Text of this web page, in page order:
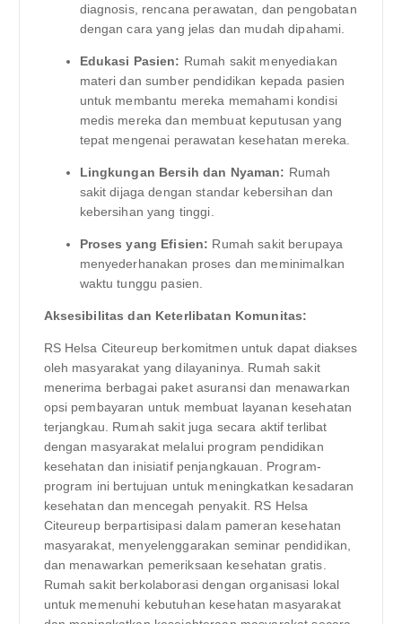
diagnosis, rencana perawatan, dan pengobatan
dengan cara yang jelas dan mudah dipahami.
Edukasi Pasien: Rumah sakit menyediakan
materi dan sumber pendidikan kepada pasien
untuk membantu mereka memahami kondisi
medis mereka dan membuat keputusan yang
tepat mengenai perawatan kesehatan mereka.
Lingkungan Bersih dan Nyaman: Rumah
sakit dijaga dengan standar kebersihan dan
kebersihan yang tinggi.
Proses yang Efisien: Rumah sakit berupaya
menyederhanakan proses dan meminimalkan
waktu tunggu pasien.
Aksesibilitas dan Keterlibatan Komunitas:
RS Helsa Citeureup berkomitmen untuk dapat diakses
oleh masyarakat yang dilayaninya. Rumah sakit
menerima berbagai paket asuransi dan menawarkan
opsi pembayaran untuk membuat layanan kesehatan
terjangkau. Rumah sakit juga secara aktif terlibat
dengan masyarakat melalui program pendidikan
kesehatan dan inisiatif penjangkauan. Program-
program ini bertujuan untuk meningkatkan kesadaran
kesehatan dan mencegah penyakit. RS Helsa
Citeureup berpartisipasi dalam pameran kesehatan
masyarakat, menyelenggarakan seminar pendidikan,
dan menawarkan pemeriksaan kesehatan gratis.
Rumah sakit berkolaborasi dengan organisasi lokal
untuk memenuhi kebutuhan kesehatan masyarakat